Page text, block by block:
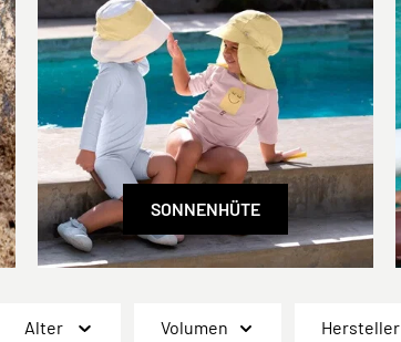
SONNENHÜTE
Alter Volumen Hersteller